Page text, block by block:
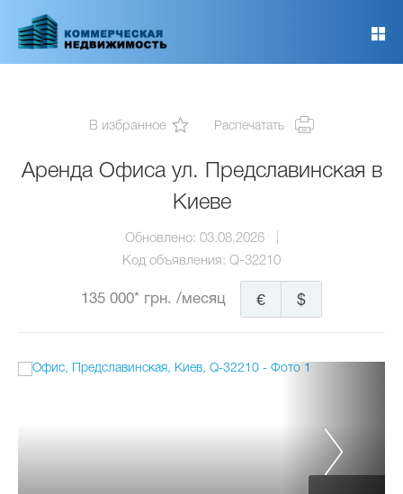
основному
В избранное Распечатать
Аренда Офиса ул. Предславинская в
Киеве
Обновлено: 03.08.2026
Код объявления: Q-32210
135 000* грн. /месяц $
€